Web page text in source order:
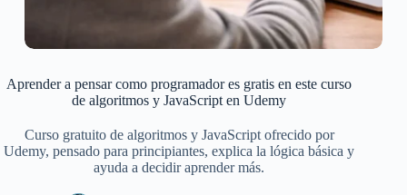
Aprender a pensar como programador es gratis en este curso
de algoritmos y JavaScript en Udemy
Curso gratuito de algoritmos y JavaScript ofrecido por
Udemy, pensado para principiantes, explica la lógica básica y
ayuda a decidir aprender más.